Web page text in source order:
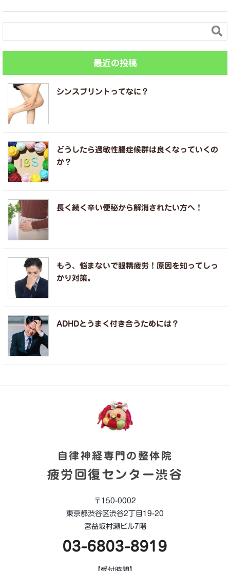

最近の投稿
シンスプリントってなに？
どうしたら過敏性腸症候群は良くなっていくの
か？
長く続く辛い便秘から解消されたい方へ！
もう、悩まないで眼精疲労！原因を知ってしっ
かり対策。
ADHDとうまく付き合うためには？
自律神経専門の整体院
疲労回復センター渋谷
〒150-0002
東京都渋谷区渋谷2丁目19-20
宮益坂村瀬ビル7階
03-6803-8919